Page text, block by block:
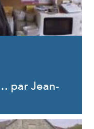
par Jean-